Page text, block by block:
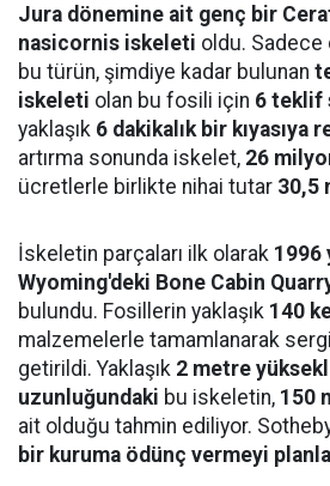
Jura dönemine ait genç bir
nasicornis iskeleti oldu. Sadece
bu türün, şimdiye kadar bulunan
iskeleti olan bu fosili için 6 teklif
yaklaşık 6 dakikalık bir kıyasıya
artırma sonunda iskelet, 26
ücretlerle birlikte nihai tutar 30,5
İskeletin parçaları ilk olarak 1996
Wyoming'deki Bone Cabin
bulundu. Fosillerin yaklaşık 140
malzemelerle tamamlanarak
getirildi. Yaklaşık 2 metre
uzunluğundaki bu iskeletin, 150
ait olduğu tahmin ediliyor.
bir kuruma ödünç vermeyi